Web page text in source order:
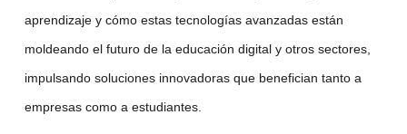
aprendizaje y cómo estas tecnologías avanzadas están
moldeando el futuro de la educación digitaly otros sectores,
impulsando soluciones innovadoras que benefician tanto a
empresas como a estudiantes.